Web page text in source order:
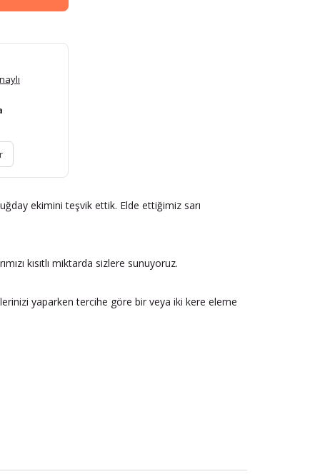
ekimini teşvik ettik. Elde ettiğimiz sarı
kısıtlı miktarda sizlere sunuyoruz.
yaparken tercihe göre bir veya iki kere eleme